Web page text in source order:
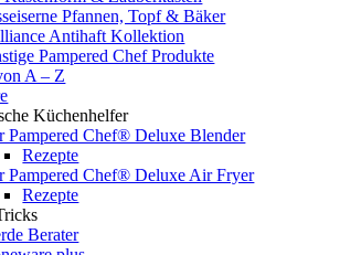
Pfannen, Topf & Bäker
Antihaft Kollektion
Pampered Chef Produkte
A – Z
Küchenhelfer
Pampered Chef® Deluxe Blender
Rezepte
Pampered Chef® Deluxe Air Fryer
Rezepte
Berater